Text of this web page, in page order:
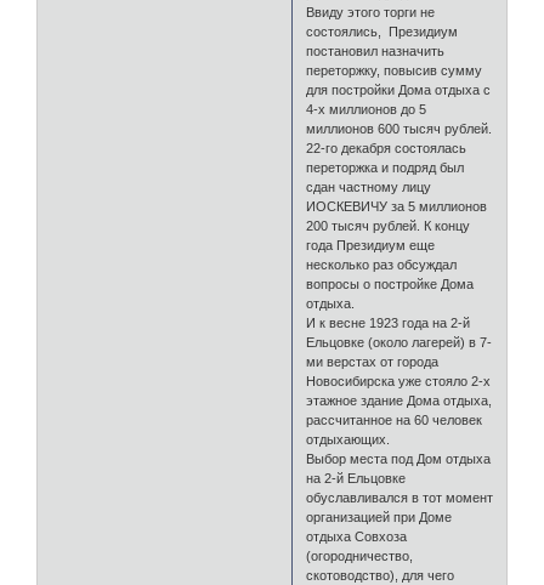
Ввиду этого торги не
состоялись, Президиум
постановил назначить
переторжку, повысив сумму
для постройки Дома отдыха с
4-х миллионов до 5
миллионов 600 тысяч рублей.
22-го декабря состоялась
переторжка и подряд был
сдан частному лицу
ИОСКЕВИЧУ за 5 миллионов
200 тысяч рублей. К концу
года Президиум еще
несколько раз обсуждал
вопросы о постройке Дома
отдыха.
И к весне 1923 года на 2-й
Ельцовке (около лагерей) в 7-
ми верстах от города
Новосибирска уже стояло 2-х
этажное здание Дома отдыха,
рассчитанное на 60 человек
отдыхающих.
Выбор места под Дом отдыха
на 2-й Ельцовке
обуславливался в тот момент
организацией при Доме
отдыха Совхоза
(огородничество,
скотоводство), для чего